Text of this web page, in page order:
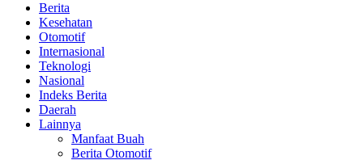
Berita
Kesehatan
Otomotif
Internasional
Teknologi
Nasional
Indeks Berita
Daerah
Lainnya
Manfaat Buah
Berita Otomotif